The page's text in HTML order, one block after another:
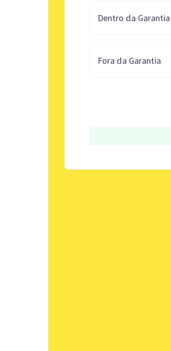
Dentro da Garantia
Fora da Garantia